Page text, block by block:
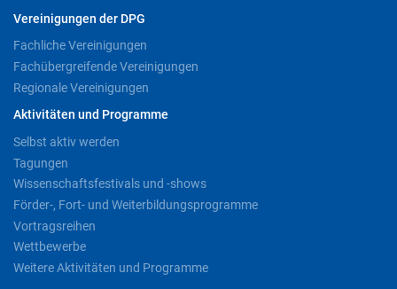
Vereinigungen der DPG
Fachliche Vereinigungen
Fachübergreifende Vereinigungen
Regionale Vereinigungen
Aktivitäten und Programme
Selbst aktiv werden
Tagungen
Wissenschaftsfestivals und -shows
Förder-, Fort- und Weiterbildungsprogramme
Vortragsreihen
Wettbewerbe
Weitere Aktivitäten und Programme